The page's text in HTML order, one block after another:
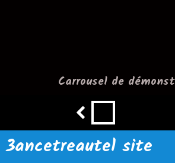
Carrousel de
3ancetreautel site